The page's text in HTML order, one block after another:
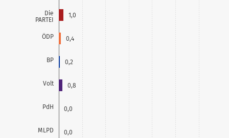
Die
PARTEI
ÖDP
BP
Volt
PdH
MLPD
1,0
0,4
0,2
0,8
0,0
0,0